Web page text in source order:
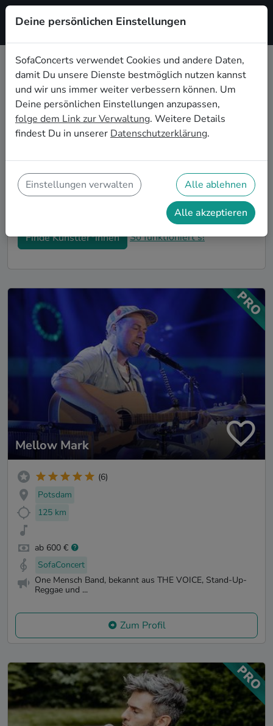
Registrieren
Dein Singer songwriter
Wohnzimmerkonzert in Halle
Buche Singer songwriter Bands und Musiker*innen
für Dein Wohnzimmerkonzert in Halle! Unsere Live-
privaten Bühne. Auf SofaConcerts findest Du
professionelle Singer songwriter Live-Acts, die genau
zu Deinen Vorstellungen und Deinem
Finde Künstler*innen So funktioniert's!
Mellow Mark
(6)
Potsdam
125 km
ab 600 €
SofaConcert
One Mensch Band, bekannt aus THE VOICE, Stand-Up-
Reggae und ...
Zum Profil
Deine persönlichen Einstellungen
SofaConcerts verwendet Cookies und andere Daten,
damit Du unsere Dienste bestmöglich nutzen kannst
und wir uns immer weiter verbessern können. Um
Deine persönlichen Einstellungen anzupassen,
folge dem Link zur Verwaltung. Weitere Details
findest Du in unserer Datenschutzerklärung.
Einstellungen verwalten Alle ablehnen
Alle akzeptieren